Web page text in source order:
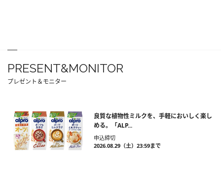
PRESENT&MONITOR
プレゼント＆モニター
良質な植物性ミルクを、手軽においしく楽し
める。「ALP...
申込締切
2026.08.29（土）23:59まで